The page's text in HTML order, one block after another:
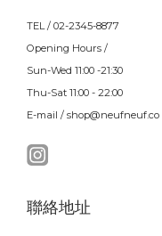
TEL / 02-2345-8877
Opening Hours /
Sun-Wed 11:00 -21:30
Thu-Sat 11:00 - 22:00
E-mail / shop@neufneuf.co
聯絡地址